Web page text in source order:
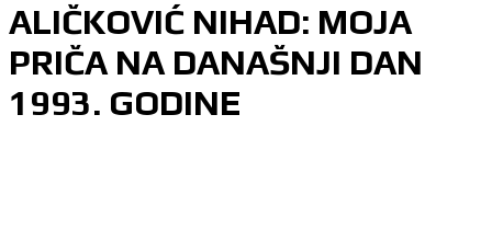
ALIČKOVIĆ NIHAD: MOJA
PRIČA NA DANAŠNJI DAN
1993. GODINE